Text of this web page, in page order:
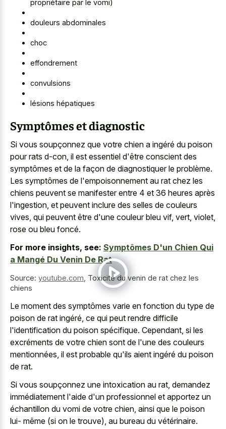
propriétaire par le vomi)
douleurs abdominales
choc
effondrement
convulsions
lésions hépatiques
Symptômes et diagnostic
Si vous soupçonnez que votre chien a ingéré du poison
pour rats d-con, il est essentiel d'être conscient des
symptômes et de la façon de diagnostiquer le problème.
Les symptômes de l'empoisonnement au rat chez les
chiens peuvent se manifester entre 4 et 36 heures après
l'ingestion, et peuvent inclure des selles de couleurs
vives, qui peuvent être d'une couleur bleu vif, vert, violet,
rose ou bleu foncé.
For more insights, see: Symptômes D'un Chien Qui
a Mangé Du Venin De Rat
Source: youtube.com Toxicité du venin de rat chez les
chiens
Le moment des symptômes varie en fonction du type de
poison de rat ingéré, ce qui peut rendre difficile
l'identification du poison spécifique. Cependant, si les
excréments de votre chien sont de l'une des couleurs
mentionnées, il est probable qu'ils aient ingéré du poison
de rat.
Si vous soupçonnez une intoxication au rat, demandez
immédiatement l'aide d'un professionnel et apportez un
échantillon du vomi de votre chien, ainsi que le poison
lui- même (si on le trouve), au bureau du vétérinaire.